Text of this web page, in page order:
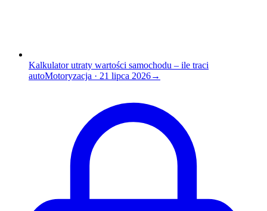
Kalkulator utraty wartości samochodu – ile traci
autoMotoryzacja · 21 lipca 2026→